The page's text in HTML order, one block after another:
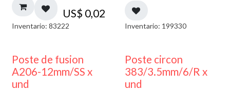
US$ 0,02
Inventario: 83222 Inventario: 199330
Poste de fusion
A206-12mm/SS x
und
Poste circon
383/3.5mm/6/R x
und